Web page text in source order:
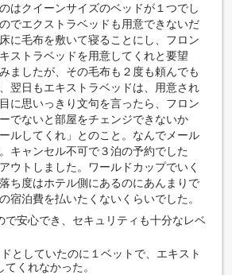
はクイーンサイズのベッドが１つでし
でエクストラベッドも用意できないだ
に毛布を敷いて寝ることにし、フロン
ストラベッドを用意してくれと要望
ましたが、その毛布も２度も頼んでも
翌日もエキストラベッドは、用意され
に思いっきり文句を言ったら、フロン
でないと部屋をチェンジできないか
ルしてくれ」とのこと。なんでメール
キャンセル不可で３泊の予約でした
ウトしました。ワールドカップでいく
ち度はホテル側にあるのにあんまりで
宿泊費を払いたくないくらいでした。
で安心でき、セキュリティも十分なレベ
としていたのに１ベットで、エキスト
くれなかった。